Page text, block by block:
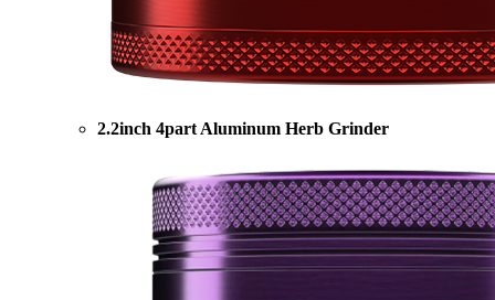
2.2inch 4part Aluminum Herb Grinder